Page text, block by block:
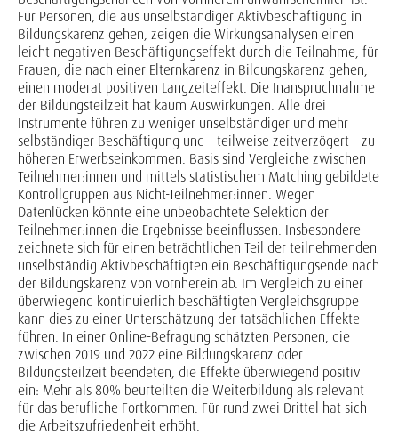
Für Personen, die aus unselbständiger Aktivbeschäftigung in
Bildungskarenz gehen, zeigen die Wirkungsanalysen einen
leicht negativen Beschäftigungseffekt durch die Teilnahme, für
Frauen, die nach einer Elternkarenz in Bildungskarenz gehen,
einen moderat positiven Langzeiteffekt. Die Inanspruchnahme
der Bildungsteilzeit hat kaum Auswirkungen. Alle drei
Instrumente führen zu weniger unselbständiger und mehr
selbständiger Beschäftigung und – teilweise zeitverzögert – zu
höheren Erwerbseinkommen. Basis sind Vergleiche zwischen
Teilnehmer:innen und mittels statistischem Matching gebildete
Kontrollgruppen aus Nicht-Teilnehmer:innen. Wegen
Datenlücken könnte eine unbeobachtete Selektion der
Teilnehmer:innen die Ergebnisse beeinflussen. Insbesondere
zeichnete sich für einen beträchtlichen Teil der teilnehmenden
unselbständig Aktivbeschäftigten ein Beschäftigungsende nach
der Bildungskarenz von vornherein ab. Im Vergleich zu einer
überwiegend kontinuierlich beschäftigten Vergleichsgruppe
kann dies zu einer Unterschätzung der tatsächlichen Effekte
führen. In einer Online-Befragung schätzten Personen, die
zwischen 2019 und 2022 eine Bildungskarenz oder
Bildungsteilzeit beendeten, die Effekte überwiegend positiv
ein: Mehr als 80% beurteilten die Weiterbildung als relevant
für das berufliche Fortkommen. Für rund zwei Drittel hat sich
die Arbeitszufriedenheit erhöht.